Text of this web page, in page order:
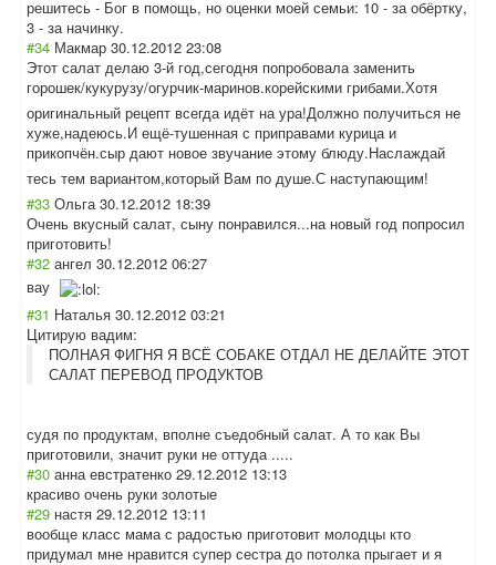
решитесь - Бог в помощь, но оценки моей семьи: 10 - за обёртку,
3 - за начинку.
#34 Макмар 30.12.2012 23:08
Этот салат делаю 3-й год,сегодня попробовала заменить
горошек/кукурузу/огурчик-маринов.корейскими грибами.Хотя
оригинальный рецепт всегда идёт на ура!Должно получиться не
хуже,надеюсь.И ещё-тушенная с приправами курица и
прикопчён.сыр дают новое звучание этому блюду.Наслаждай
тесь тем вариантом,который Вам по душе.С наступающим!
#33 Ольга 30.12.2012 18:39
Очень вкусный салат, сыну понравился...на новый год попросил
приготовить!
#32 ангел 30.12.2012 06:27
вау
#31 Наталья 30.12.2012 03:21
Цитирую вадим:
ПОЛНАЯ ФИГНЯ Я ВСЁ СОБАКЕ ОТДАЛ НЕ ДЕЛАЙТЕ ЭТОТ
САЛАТ ПЕРЕВОД ПРОДУКТОВ
судя по продуктам, вполне съедобный салат. А то как Вы
приготовили, значит руки не оттуда .....
#30 анна евстратенко 29.12.2012 13:13
красиво очень руки золотые
#29 настя 29.12.2012 13:11
вообще класс мама с радостью приготовит молодцы кто
придумал мне нравится супер сестра до потолка прыгает и я